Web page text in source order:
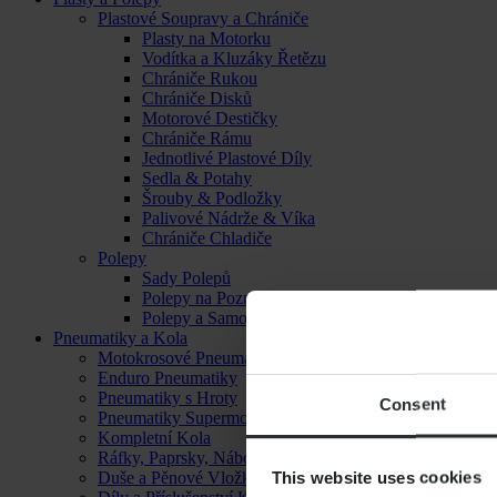
Consent
This website uses cookies
Plastové Soupravy a Chrániče
Plasty na Motorku
Vodítka a Kluzáky Řetězu
Chrániče Rukou
Chrániče Disků
Motorové Destičky
Chrániče Rámu
Jednotlivé Plastové Díly
Sedla & Potahy
Šrouby & Podložky
Palivové Nádrže & Víka
Chrániče Chladiče
Polepy
Sady Polepů
Polepy na Poznávací Značku
Polepy a Samolepky
Pneumatiky a Kola
Motokrosové Pneumatiky
Enduro Pneumatiky
Pneumatiky s Hroty
Pneumatiky Supermoto
Kompletní Kola
Ráfky, Paprsky, Náboje a Ložiska
Duše a Pěnové Vložky